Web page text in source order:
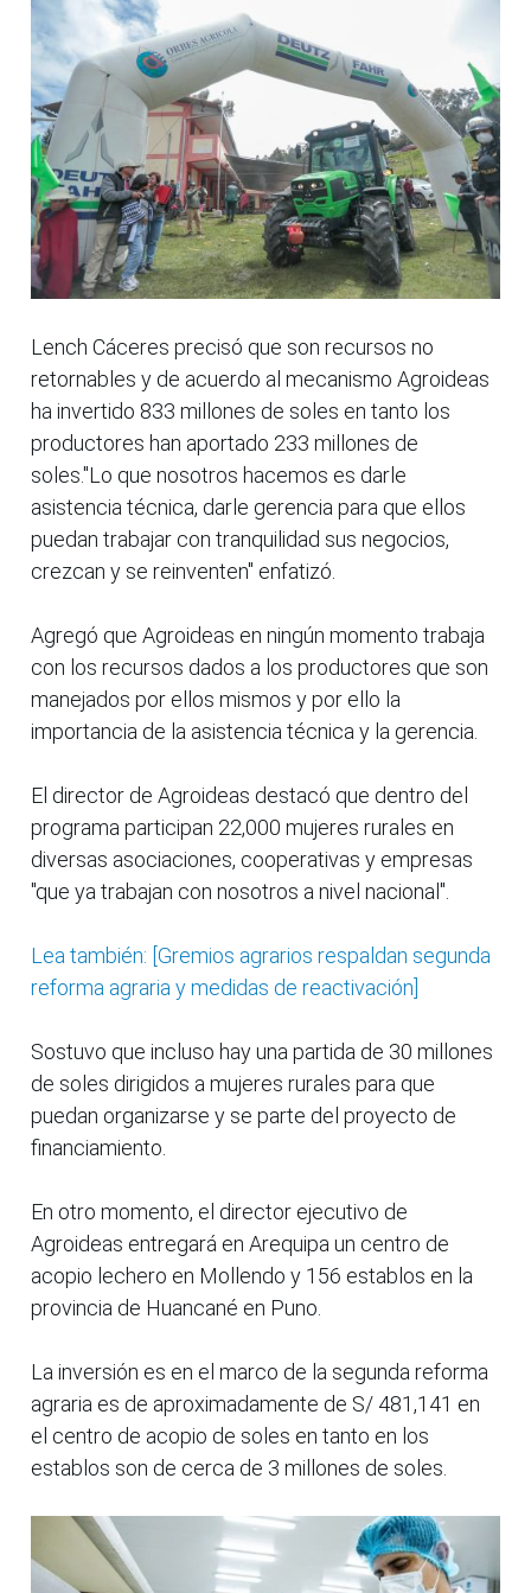
Lench Cáceres precisó que son recursos no
retornables y de acuerdo al mecanismo Agroideas
ha invertido 833 millones de soles en tanto los
productores han aportado 233 millones de
soles."Lo que nosotros hacemos es darle
asistencia técnica, darle gerencia para que ellos
puedan trabajar con tranquilidad sus negocios,
crezcan y se reinventen" enfatizó.
Agregó que Agroideas en ningún momento trabaja
con los recursos dados a los productores que son
manejados por ellos mismos y por ello la
importancia de la asistencia técnica y la gerencia.
El director de Agroideas destacó que dentro del
programa participan 22,000 mujeres rurales en
diversas asociaciones, cooperativas y empresas
"que ya trabajan con nosotros a nivel nacional".
Lea también: [Gremios agrarios respaldan segunda
reforma agraria y medidas de reactivación]
Sostuvo que incluso hay una partida de 30 millones
de soles dirigidos a mujeres rurales para que
puedan organizarse y se parte del proyecto de
financiamiento.
En otro momento, el director ejecutivo de
Agroideas entregará en Arequipa un centro de
acopio lechero en Mollendo y 156 establos en la
provincia de Huancané en Puno.
La inversión es en el marco de la segunda reforma
agraria es de aproximadamente de S/ 481,141 en
el centro de acopio de soles en tanto en los
establos son de cerca de 3 millones de soles.